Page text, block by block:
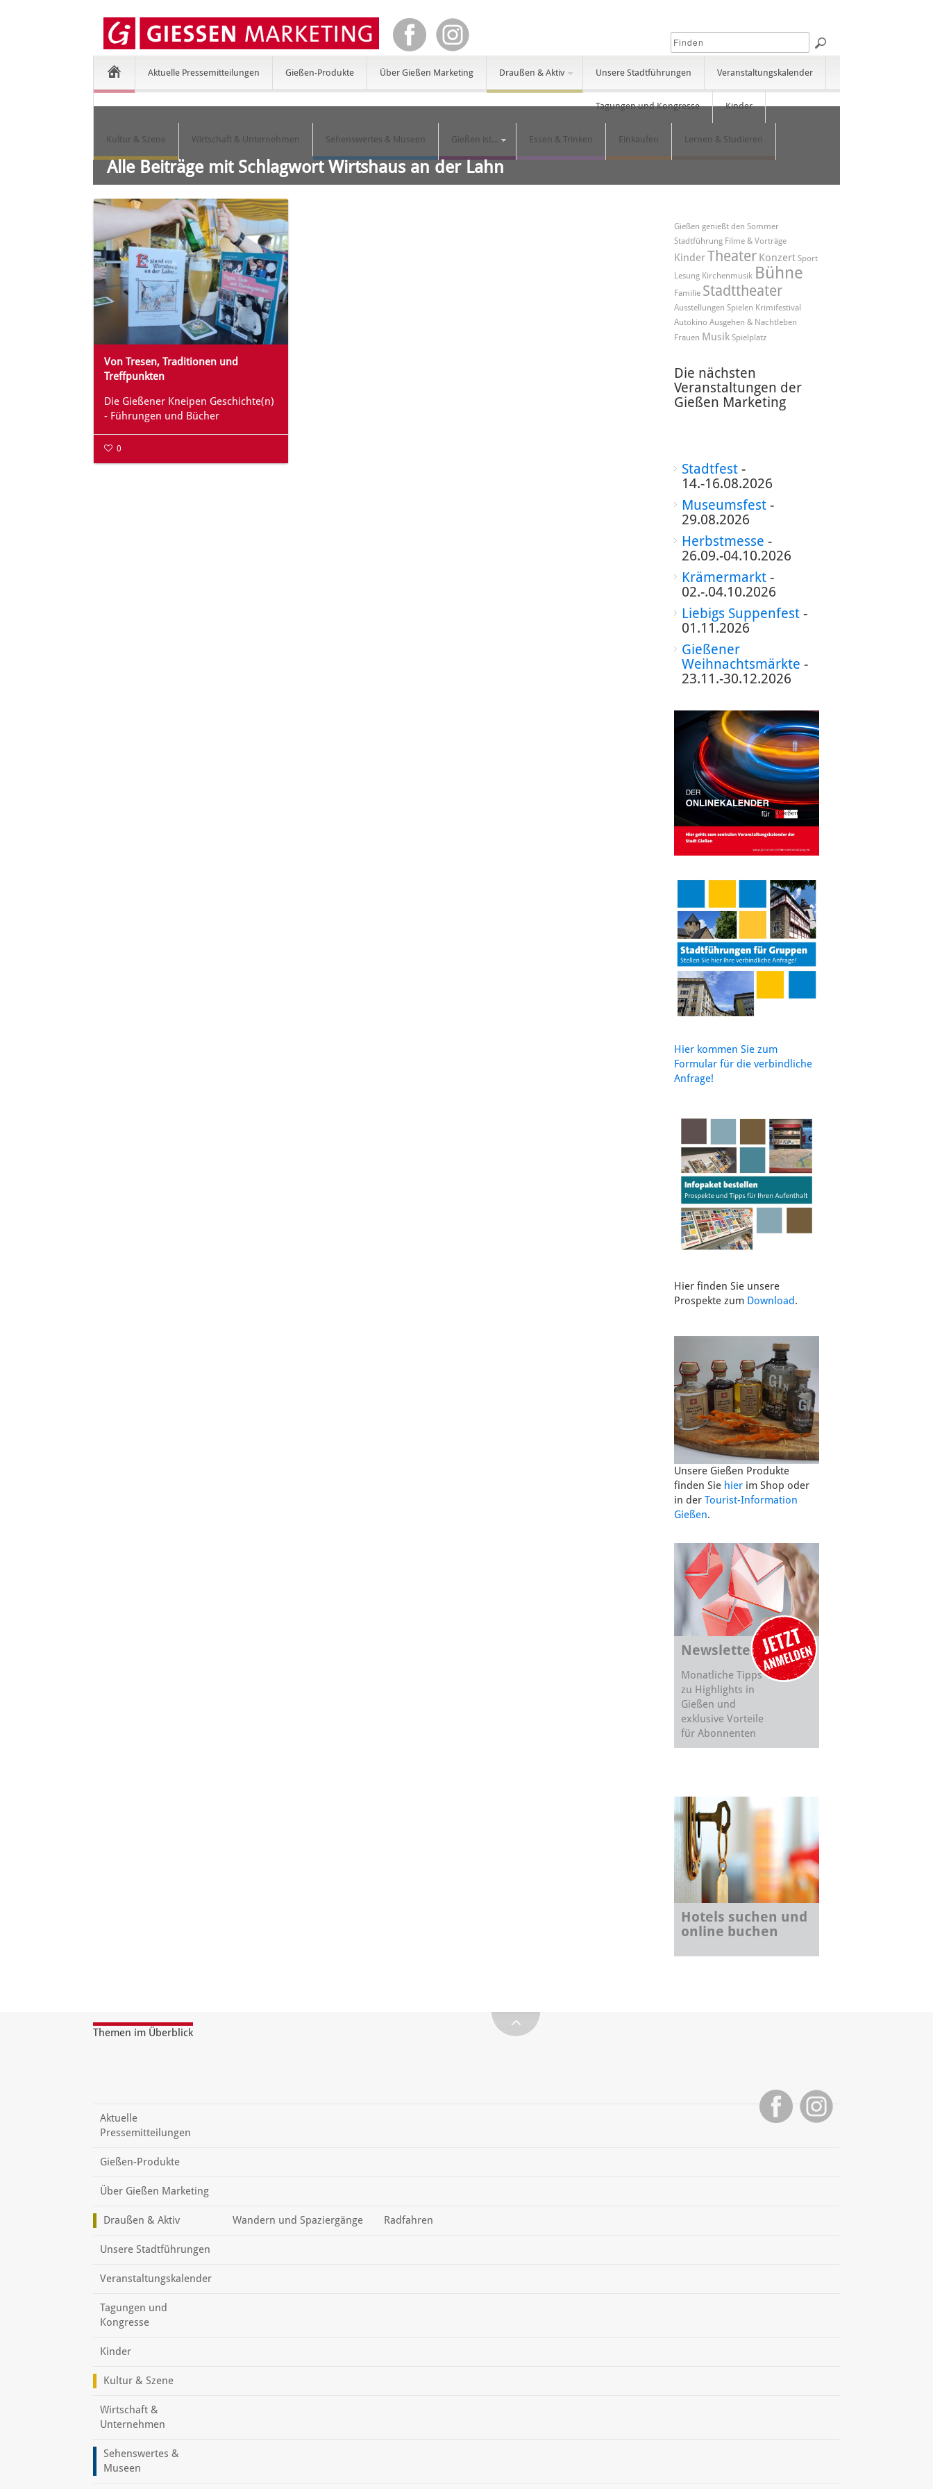
Aktuelle Pressemitteilungen Gießen-Produkte Über Gießen Marketing Draußen & Aktiv Unsere Stadtführungen Veranstaltungskalender
Tagungen und Kongresse Kinder
Kultur & Szene Wirtschaft & Unternehmen Sehenswertes & Museen Gießen ist... Essen & Trinken Einkaufen Lernen & Studieren
Alle Beiträge mit Schlagwort Wirtshaus an der Lahn
Von Tresen, Traditionen und
Treffpunkten
Die Gießener Kneipen Geschichte(n)
- Führungen und Bücher
0
Gießen genießt den Sommer
Stadtführung Filme & Vorträge
KinderTheater Konzert Sport
Lesung Kirchenmusik Bühne
Familie Stadttheater
Ausstellungen Spielen Krimifestival
Autokino Ausgehen & Nachtleben
Frauen Musik Spielplatz
Die nächsten
Veranstaltungen der
Gießen Marketing
Stadtfest-
14.-16.08.2026
Museumsfest-
29.08.2026
Herbstmesse -
26.09.-04.10.2026
Krämermarkt-
02.-.04.10.2026
Liebigs Suppenfest-
01.11.2026
Gießener
Weihnachtsmärkte -
23.11.-30.12.2026
Hier kommen Sie zum
Formular für die verbindliche
Anfrage!
Hier finden Sie unsere
Prospekte zum Download.
Unsere Gießen Produkte
finden Sie hierim Shop oder
in der Tourist-Information
Gießen.
Newsletter
Monatliche Tipps
zu Highlights in
Gießen und
exklusive Vorteile
für Abonnenten
Hotels suchen und
online buchen
Themen im Überblick
Aktuelle
Pressemitteilungen
Gießen-Produkte
Über Gießen Marketing
Draußen & Aktiv Wandern und Spaziergänge Radfahren
Unsere Stadtführungen
Veranstaltungskalender
Tagungen und
Kongresse
Kinder
Kultur & Szene
Wirtschaft &
Unternehmen
Sehenswertes &
Museen